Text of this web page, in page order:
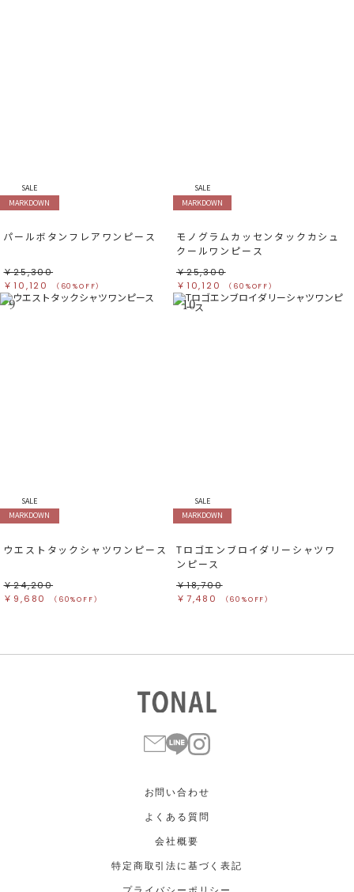
SALE
MARKDOWN
パールボタンフレアワンピース
￥25,300
￥10,120
（60%OFF）
SALE
MARKDOWN
モノグラムカッセンタックカシュ
クールワンピース
￥25,300
￥10,120
（60%OFF）
9
SALE
MARKDOWN
ウエストタックシャツワンピース
￥24,200
￥9,680
（60%OFF）
10
SALE
MARKDOWN
Tロゴエンブロイダリーシャツワ
ンピース
￥18,700
￥7,480
（60%OFF）
お問い合わせ
よくある質問
会社概要
特定商取引法に基づく表記